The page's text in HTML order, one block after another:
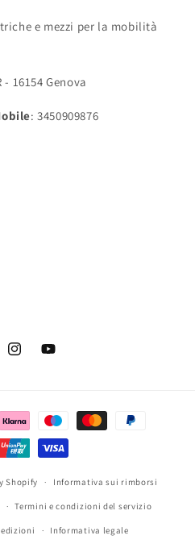
e mezzi per la mobilità
16154 Genova
: 3450909876
InstagramYouTube
Shopify Informativa sui rimborsi
Termini e condizioni del servizio
Informativa legale